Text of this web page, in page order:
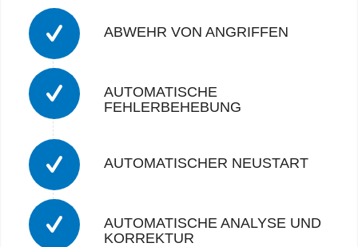
ABWEHR VON ANGRIFFEN
AUTOMATISCHE
FEHLERBEHEBUNG
AUTOMATISCHER NEUSTART
AUTOMATISCHE ANALYSE UND
KORREKTUR